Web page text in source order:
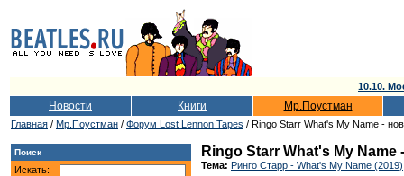
10.10.
Новости Книги Мр.Поустман
Главная / Мр.Поустман / Форум Lost Lennon Tapes / Ringo Starr What's My Name -
Поиск
Искать:
Ringo Starr What's My
Тема: Ринго Старр - What's My Name (2019)